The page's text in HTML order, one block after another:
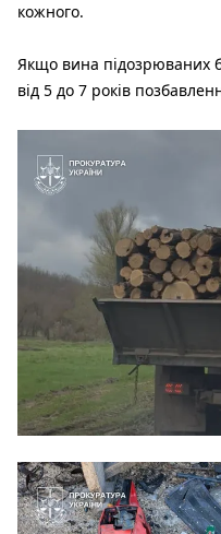
кожного.
Якщо вина підозрюваних
від 5 до 7 років